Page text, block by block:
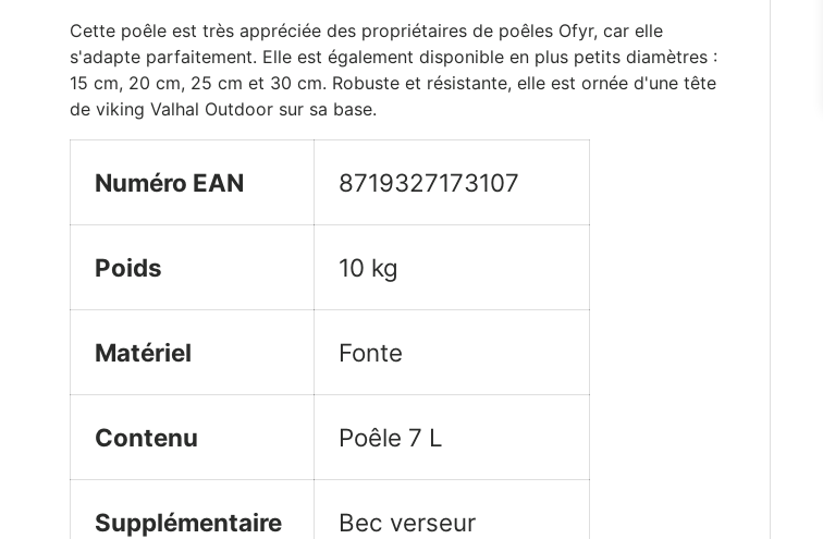
Cette poêle est très appréciée des propriétaires de poêles Ofyr, car elle
s'adapte parfaitement. Elle est également disponible en plus petits diamètres :
15 cm, 20 cm, 25 cm et 30 cm. Robuste et résistante, elle est ornée d'une tête
de viking Valhal Outdoor sur sa base.
Numéro EAN 8719327173107
Poids 10 kg
Matériel Fonte
Contenu Poêle 7 L
Supplémentaire Bec verseur